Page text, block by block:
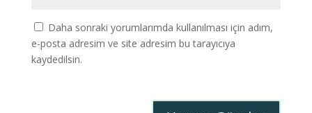
Daha sonraki yorumlarımda kullanılması için adım,
e-posta adresim ve site adresim bu tarayıcıya
kaydedilsin.